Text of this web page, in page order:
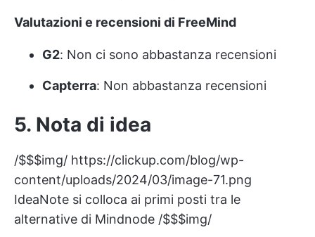
Valutazioni e recensioni di FreeMind
G2: Non ci sono abbastanza recensioni
Capterra: Non abbastanza recensioni
5. Nota di idea
/$$$img/ https://clickup.com/blog/wp-
content/uploads/2024/03/image-71.png
IdeaNote si colloca ai primi posti tra le
alternative di Mindnode /$$$img/